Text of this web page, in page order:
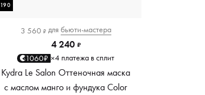
190
3 560 ₽ для бьюти-мастера
4 240 ₽
1060₽ ×4 платежа в сплит
Kydra Le Salon Оттеночная маска
с маслом манго и фундука Color